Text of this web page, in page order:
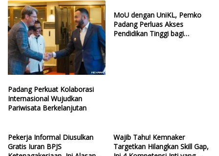
Padang Perkuat Kolaborasi
Internasional Wujudkan
Pariwisata Berkelanjutan
MoU dengan UniKL, Pemko
Padang Perluas Akses
Pendidikan Tinggi bagi
Pekerja Informal Diusulkan
Gratis Iuran BPJS
Wajib Tahu! Kemnaker
Targetkan Hilangkan Skill Gap,